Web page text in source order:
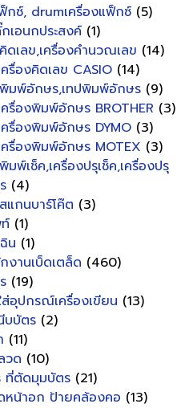
กซ์, drumเครื่องแฟ็กซ์ (5)
เอนกประสงค์ (1)
ดเลข,เครื่องคำนวณเลข (14)
ครื่องคิดเลข CASIO (14)
พิมพ์อักษร,เทปพิมพ์อักษร (9)
ครื่องพิมพ์อักษร BROTHER (3)
ครื่องพิมพ์อักษร DYMO (3)
ครื่องพิมพ์อักษร MOTEX (3)
มพ์เช็ค,เครื่องปรุเช็ค,เครื่องปรุ
(4)
แกนบาร์โค๊ต (3)
(1)
น (1)
านเบ็ดเตล็ด (460)
(19)
อุปกรณ์เครื่องเขียน (13)
บบัตร (2)
(11)
วด (10)
ที่ตัดมุมบัตร (21)
หน้าอก ป้ายคล้องคอ (13)